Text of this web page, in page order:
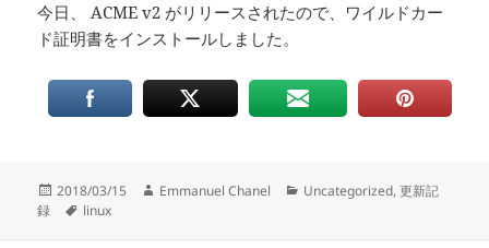
今日、 ACME v2 がリリースされたので、ワイルドカー
ド証明書をインストールしました。
投
稿
2018/03/15
作
Emmanuel Chanel
カ
Uncategorized,更新記
録
タ
linux